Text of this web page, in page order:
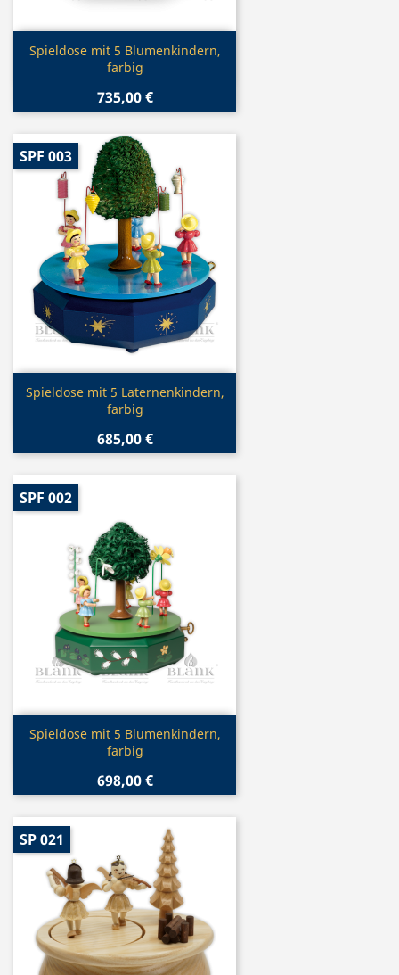
Vorschau
Spieldose mit 5 Blumenkindern,
farbig
735,00 €
Vorschau
Spieldose mit 5 Laternenkindern,
farbig
685,00 €
SPF 003
Vorschau
Spieldose mit 5 Blumenkindern,
farbig
698,00 €
SPF 002
SP 021